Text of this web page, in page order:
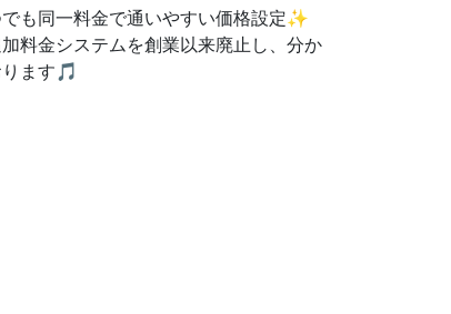
も同一料金で通いやすい価格設定✨
料金システムを創業以来廃止し、分か
ます🎵